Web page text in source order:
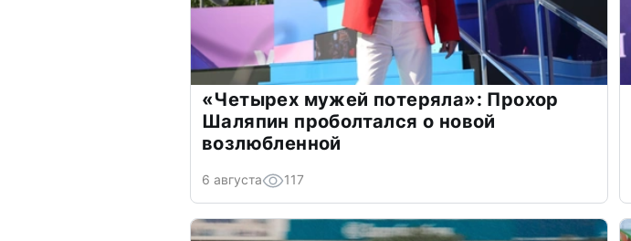
«Четырех мужей потеряла»: Прохор
Шаляпин проболтался о новой
возлюбленной
6 августа 117